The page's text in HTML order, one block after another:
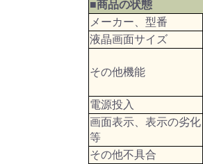
■商品の状態
メーカー、型番
液晶画面サイズ
その他機能
電源投入
画面表示、表示の劣化
等
その他不具合